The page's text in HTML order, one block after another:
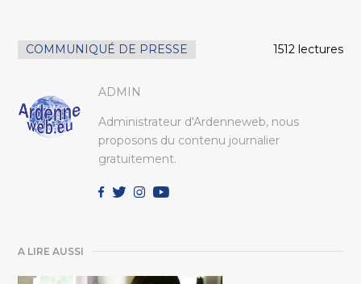
COMMUNIQUÉ DE PRESSE 1512 lectures
ADMIN
Administrateur d'Ardenneweb, nous
proposons du contenu journalier
gratuitement.
A LIRE AUSSI